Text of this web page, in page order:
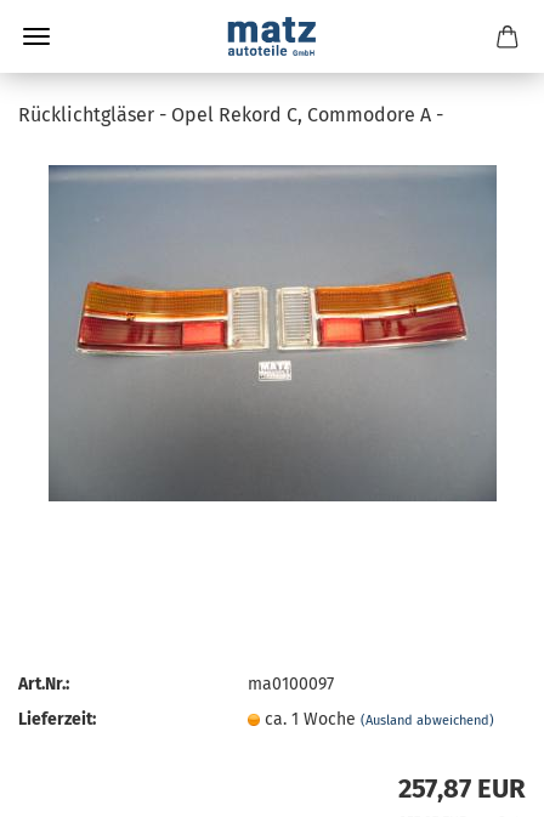
Rücklichtgläser - Opel Rekord C, Commodore A -
Art.Nr.:
ma0100097
Lieferzeit:
ca. 1 Woche(Ausland abweichend)
257,87 EUR